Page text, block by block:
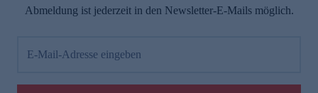
Abmeldung ist jederzeit in den Newsletter-E-Mails möglich.
E-Mail-Adresse eingeben